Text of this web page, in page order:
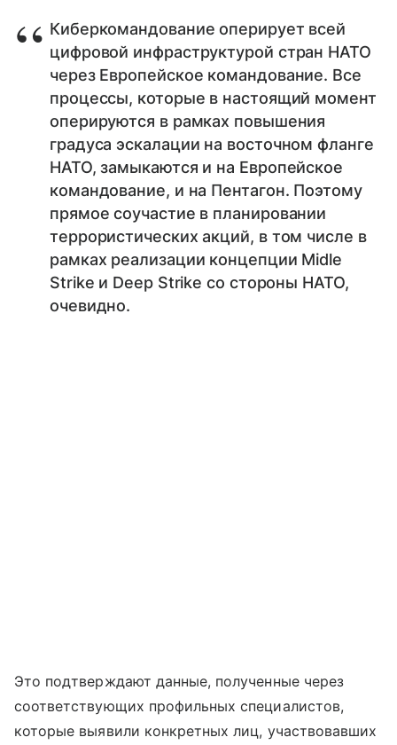
Киберкомандование оперирует всей
цифровой инфраструктурой стран НАТО
через Европейское командование. Все
процессы, которые в настоящий момент
оперируются в рамках повышения
градуса эскалации на восточном фланге
НАТО, замыкаются и на Европейское
командование, и на Пентагон. Поэтому
прямое соучастие в планировании
террористических акций, в том числе в
рамках реализации концепции Midle
Strike и Deep Strike со стороны НАТО,
очевидно.
Это подтверждают данные, полученные через
соответствующих профильных специалистов,
которые выявили конкретных лиц, участвовавших